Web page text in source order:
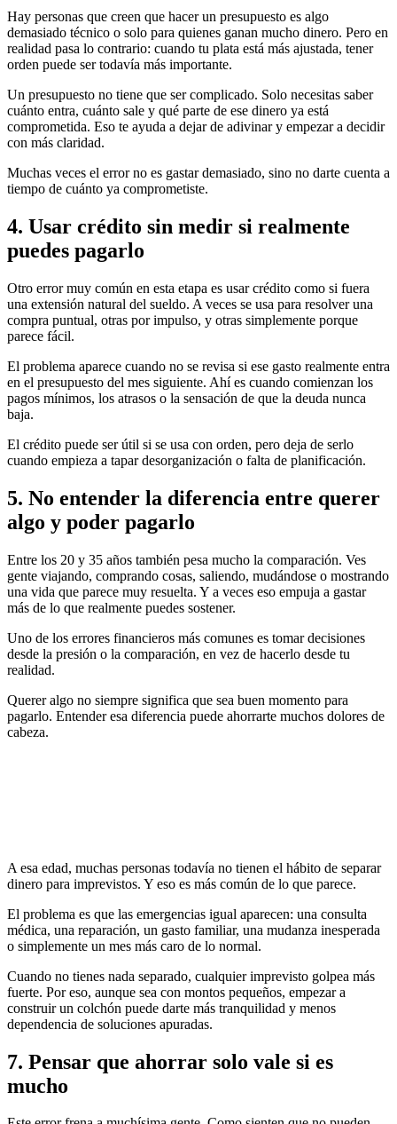
Hay personas que creen que hacer un presupuesto es algo
demasiado técnico o solo para quienes ganan mucho dinero. Pero en
realidad pasa lo contrario: cuando tu plata está más ajustada, tener
orden puede ser todavía más importante.
Un presupuesto no tiene que ser complicado. Solo necesitas saber
cuánto entra, cuánto sale y qué parte de ese dinero ya está
comprometida. Eso te ayuda a dejar de adivinar y empezar a decidir
con más claridad.
Muchas veces el error no es gastar demasiado, sino no darte cuenta a
tiempo de cuánto ya comprometiste.
4. Usar crédito sin medir si realmente
puedes pagarlo
Otro error muy común en esta etapa es usar crédito como si fuera
una extensión natural del sueldo. A veces se usa para resolver una
compra puntual, otras por impulso, y otras simplemente porque
parece fácil.
El problema aparece cuando no se revisa si ese gasto realmente entra
en el presupuesto del mes siguiente. Ahí es cuando comienzan los
pagos mínimos, los atrasos o la sensación de que la deuda nunca
baja.
El crédito puede ser útil si se usa con orden, pero deja de serlo
cuando empieza a tapar desorganización o falta de planificación.
5. No entender la diferencia entre querer
algo y poder pagarlo
Entre los 20 y 35 años también pesa mucho la comparación. Ves
gente viajando, comprando cosas, saliendo, mudándose o mostrando
una vida que parece muy resuelta. Y a veces eso empuja a gastar
más de lo que realmente puedes sostener.
Uno de los errores financieros más comunes es tomar decisiones
desde la presión o la comparación, en vez de hacerlo desde tu
realidad.
Querer algo no siempre significa que sea buen momento para
pagarlo. Entender esa diferencia puede ahorrarte muchos dolores de
cabeza.
A esa edad, muchas personas todavía no tienen el hábito de separar
dinero para imprevistos. Y eso es más común de lo que parece.
El problema es que las emergencias igual aparecen: una consulta
médica, una reparación, un gasto familiar, una mudanza inesperada
o simplemente un mes más caro de lo normal.
Cuando no tienes nada separado, cualquier imprevisto golpea más
fuerte. Por eso, aunque sea con montos pequeños, empezar a
construir un colchón puede darte más tranquilidad y menos
dependencia de soluciones apuradas.
7. Pensar que ahorrar solo vale si es
mucho